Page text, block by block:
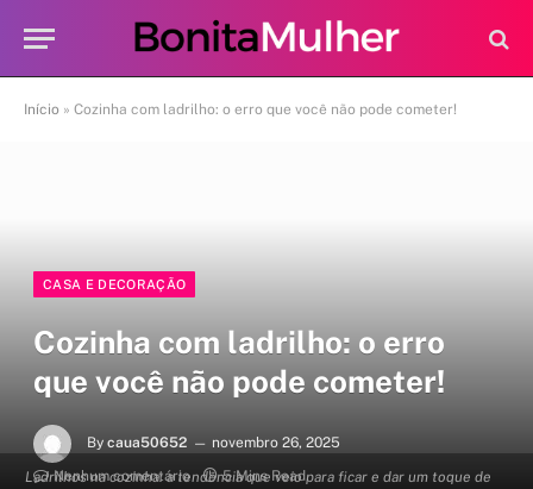
Início » Cozinha com ladrilho: o erro que você não pode cometer!
Ladrilhos na cozinha: a tendência que veio para ficar e dar um toque de
CASA E DECORAÇÃO
Cozinha com ladrilho: o erro
que você não pode cometer!
By caua50652
novembro 26, 2025
Nenhum comentário
5 Mins Read